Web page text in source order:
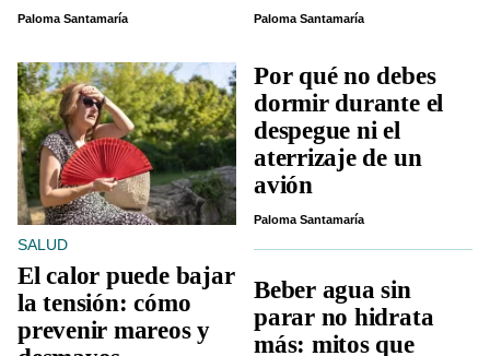
Paloma Santamaría Paloma Santamaría
SALUD
El calor puede bajar
la tensión: cómo
prevenir mareos y
Por qué no debes
dormir durante el
despegue ni el
aterrizaje de un
avión
Paloma Santamaría
Beber agua sin
parar no hidrata
más: mitos que